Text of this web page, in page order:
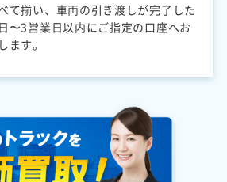
て揃い、車両の引き渡しが完了した
〜3営業日以内にご指定の口座へお
ます。